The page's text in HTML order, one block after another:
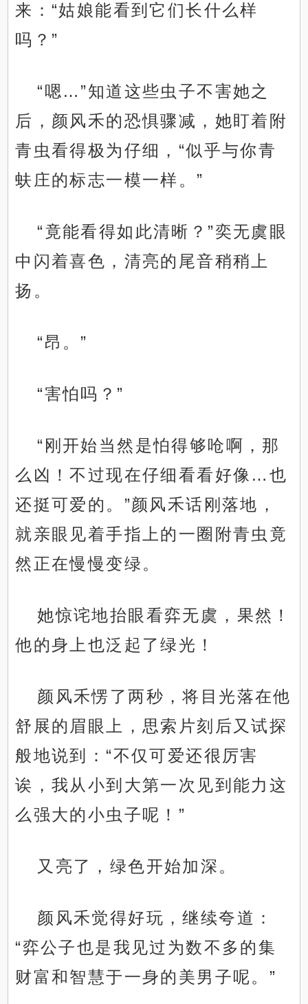
来：“姑娘能看到它们长什么样
吗？”
“嗯…”知道这些虫子不害她之
后，颜风禾的恐惧骤减，她盯着附
青虫看得极为仔细，“似乎与你青
蚨庄的标志一模一样。”
“竟能看得如此清晰？”奕无虞眼
中闪着喜色，清亮的尾音稍稍上
扬。
“昂。”
“害怕吗？”
“刚开始当然是怕得够呛啊，那
么凶！不过现在仔细看看好像…也
还挺可爱的。”颜风禾话刚落地，
就亲眼见着手指上的一圈附青虫竟
然正在慢慢变绿。
她惊诧地抬眼看弈无虞，果然！
他的身上也泛起了绿光！
颜风禾愣了两秒，将目光落在他
舒展的眉眼上，思索片刻后又试探
般地说到：“不仅可爱还很厉害
诶，我从小到大第一次见到能力这
么强大的小虫子呢！”
又亮了，绿色开始加深。
颜风禾觉得好玩，继续夸道：
“弈公子也是我见过为数不多的集
财富和智慧于一身的美男子呢。”